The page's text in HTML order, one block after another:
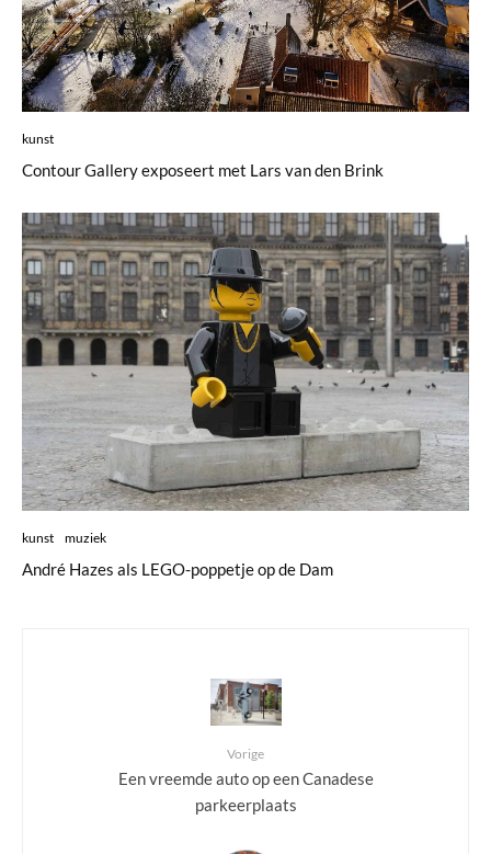
kunst
Contour Gallery exposeert met Lars van den Brink
kunst muziek
André Hazes als LEGO-poppetje op de Dam
Vorige
Een vreemde auto op een Canadese
parkeerplaats